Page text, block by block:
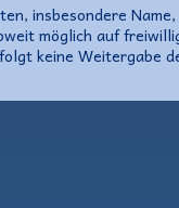
insbesondere Name,
möglich auf
keine Weitergabe